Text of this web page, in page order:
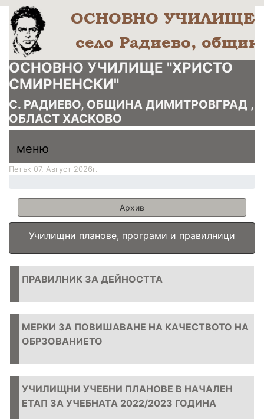
ОСНОВНО УЧИЛИЩЕ "ХРИСТО
СМИРНЕНСКИ"
С. РАДИЕВО, ОБЩИНА ДИМИТРОВГРАД ,
ОБЛАСТ ХАСКОВО
меню горно
меню
меню
Петък 07, Август 2026г.
Архив
Училищни планове, програми и правилници
ПРАВИЛНИК ЗА ДЕЙНОСТТА
МЕРКИ ЗА ПОВИШАВАНЕ НА КАЧЕСТВОТО НА
ОБРЗОВАНИЕТО
УЧИЛИЩНИ УЧЕБНИ ПЛАНОВЕ В НАЧАЛЕН
ЕТАП ЗА УЧЕБНАТА 2022/2023 ГОДИНА